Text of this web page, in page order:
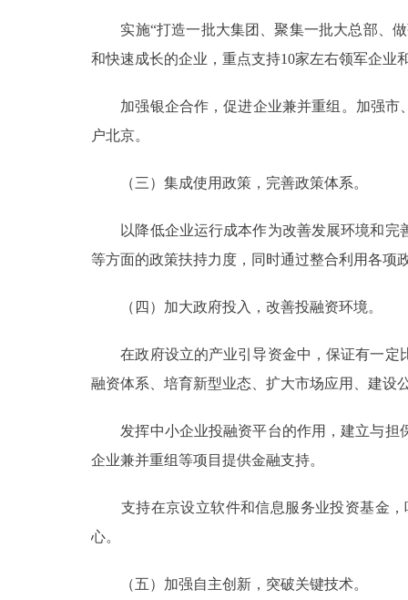
实施“打造一批大集团、聚集一批大总部、做
和快速成长的企业，重点支持10家左右领军企业
加强银企合作，促进企业兼并重组。加强市
户北京。
（三）集成使用政策，完善政策体系。
以降低企业运行成本作为改善发展环境和完
等方面的政策扶持力度，同时通过整合利用各
（四）加大政府投入，改善投融资环境。
在政府设立的产业引导资金中，保证有一定
融资体系、培育新型业态、扩大市场应用、建设
发挥中小企业投融资平台的作用，建立与担
企业兼并重组等项目提供金融支持。
支持在京设立软件和信息服务业投资基金，
心。
（五）加强自主创新，突破关键技术。